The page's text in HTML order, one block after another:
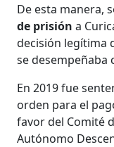
De esta manera,
de prisión a
decisión legítima
se desempeñaba
En 2019 fue
orden para el
favor del Comité
Autónomo